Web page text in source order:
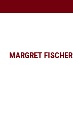
MARGRET FISCHER